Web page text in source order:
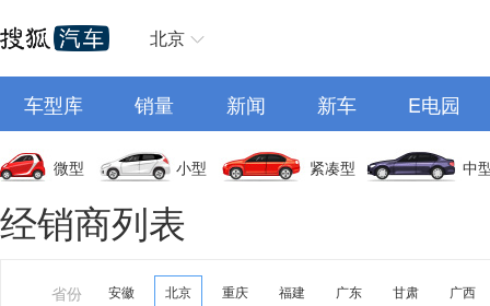
北京
车型库 销量 新闻 新车 E电园
微型 小型 紧凑型 中
经销商列表
省份 安徽 北京 重庆 福建 广东 甘肃
广西